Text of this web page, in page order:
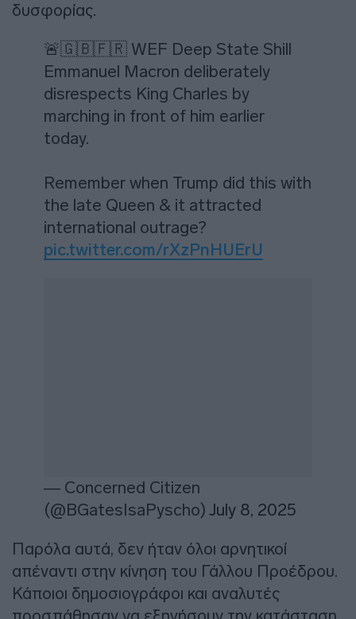
δυσφορίας.
🚨🇬🇧🇫🇷 WEF Deep State Shill
Emmanuel Macron deliberately
disrespects King Charles by
marching in front of him earlier
today.
Remember when Trump did this with
the late Queen & it attracted
international outrage?
pic.twitter.com/rXzPnHUErU
— Concerned Citizen
(@BGatesIsaPyscho) July 8, 2025
Παρόλα αυτά, δεν ήταν όλοι αρνητικοί
απέναντι στην κίνηση του Γάλλου Προέδρου.
Κάποιοι δημοσιογράφοι και αναλυτές